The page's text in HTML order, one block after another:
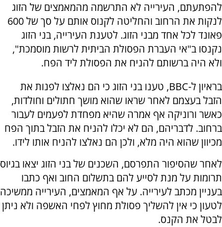
להפתעתם, העירייה לא התרשמה מהמאמצים של הזוג
לנקות את הרחוב והחליטה לקנוס אותם על סך של 600
פאונד לכל אחד מבני הזוג. לטענת העירייה, בני הזוג
נקנסו ב"אי העברת הפסולת הביתית לרשות מוסמכת",
ולא היה ברשותם להניח את הפסולת ליד הפח.
בראיון ל-BBC, טענו בני הזוג כי הם נאלצו לפנות את
הזבל בעצמם לאחר שראו שהוא מושך חתולים וחולדות,
כאשר ורוניקה אף אמרה שהיא מפחדת לפעמים לעבור
ברחוב. לדבריהם, הם לא יכלו להניח את הזבל בתוך הפח
מכיוון שהוא היה מלא, ולכן הם נאלצו להניח אותו לידו.
לאחר שהסיפור התפרסם, השכנים של בני הזוג יצאו בגיוס
תרומות על מנת לסייע להם בתשלום החוב ואף כתבו
בעניין מכתב לעירייה. על אף המאמצים, העירייה ממשיכה
לטעון כי אין להשליך פסולת מחוץ לפחי האשפה ולא ניתן
לבטל את הקנס.